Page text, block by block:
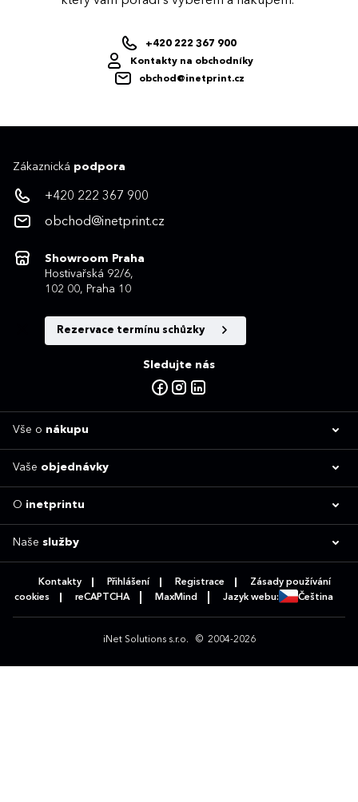
+420 222 367 900
Kontakty na obchodníky
obchod@inetprint.cz
Zákaznická podpora
+420 222 367 900
obchod@inetprint.cz
Showroom Praha
Hostivařská 92/6,
102 00, Praha 10
Rezervace termínu schůzky
Sledujte nás
Vše o nákupu
Vaše objednávky
O inetprintu
Naše služby
Kontakty Přihlášení Registrace
Zásady používání
cookies
reCAPTCHA MaxMind Jazyk webu: Čeština
iNet Solutions s.r.o. © 2004-2026